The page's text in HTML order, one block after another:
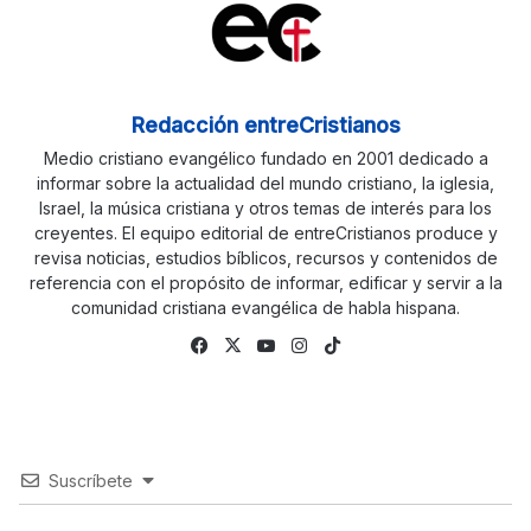
Redacción entreCristianos
Medio cristiano evangélico fundado en 2001 dedicado a
informar sobre la actualidad del mundo cristiano, la iglesia,
Israel, la música cristiana y otros temas de interés para los
creyentes. El equipo editorial de entreCristianos produce y
revisa noticias, estudios bíblicos, recursos y contenidos de
referencia con el propósito de informar, edificar y servir a la
comunidad cristiana evangélica de habla hispana.
Facebook
X YouTubeInstagram
Suscríbete